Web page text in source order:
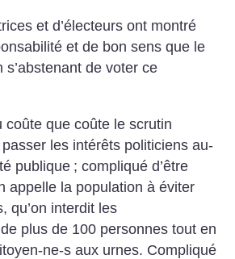
et d’électeurs ont montré
et de bon sens que le
de voter ce
coûte que coûte le scrutin
les intérêts politiciens au-
publique ; compliqué d’être
appelle la population à éviter
qu’on interdit les
plus de 100 personnes tout en
ne-s aux urnes. Compliqué